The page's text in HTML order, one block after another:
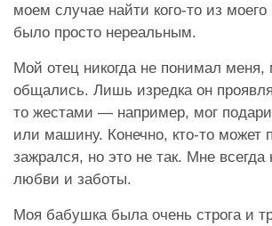
моем случае найти кого-то из моего
было просто нереальным.
Мой отец никогда не понимал
общались. Лишь изредка он
то жестами — например, мог
или машину. Конечно, кто-то может
зажрался, но это не так. Мне всегда
любви и заботы.
Моя бабушка была очень строга и